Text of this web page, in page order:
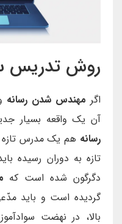
روش تدریس
اگر مهندس شدن رسانه
آن یک واقعه بسیار
رسانه هم یک مدرس
تازه به دوران رسیده
دگرگون شده است که
گردیده است و باید
بالا، در نهضت